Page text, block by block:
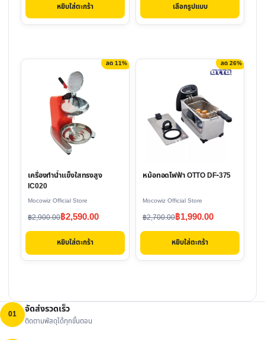
฿5,500.00.
฿3,990.00.
หยิบใส่ตะกร้า เลือกรูปแบบ
product
ลด 11%
เครื่องทำน้ำแข็งใสทรงสูง
IC020
Mocowiz Official Store
฿2,900.00
Original
price
฿2,900.00.
฿2,590.00
Current
price
฿2,590.00.
หยิบใส่ตะกร้า
ลด 26%
หม้อทอดไฟฟ้า OTTO DF-375
Mocowiz Official Store
฿2,700.00
Original
price
฿2,700.00.
฿1,990.00
Current
price
฿1,990.00.
หยิบใส่ตะกร้า
01 จัดส่งรวดเร็ว
ติดตามพัสดุได้ทุกขั้นตอน